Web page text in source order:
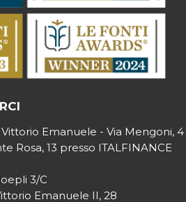
Emanuele - Via Mengoni, 4
Rosa, 13 presso ITALFINANCE
3/C
Emanuele II, 28